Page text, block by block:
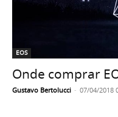
EOS
Onde comprar
Gustavo Bertolucci - 07/04/2018